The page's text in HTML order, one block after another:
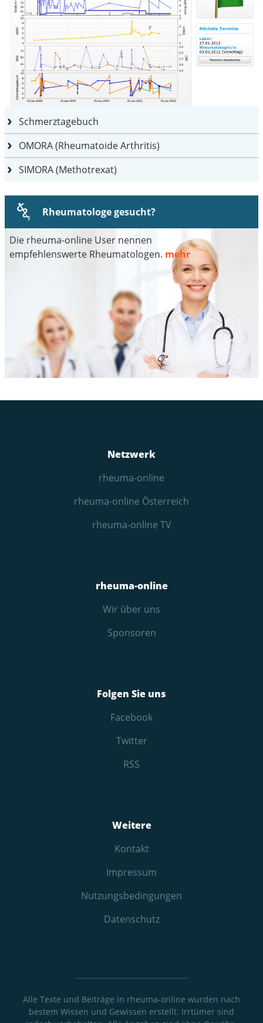
Schmerztagebuch
OMORA (Rheumatoide Arthritis)
SIMORA (Methotrexat)
Rheumatologe gesucht?
Die rheuma-online User nennen
empfehlenswerte Rheumatologen. mehr
Netzwerk
rheuma-online
rheuma-online Österreich
rheuma-online TV
rheuma-online
Wir über uns
Sponsoren
Folgen Sie uns
Facebook
Twitter
RSS
Weitere
Kontakt
Impressum
Nutzungs­bedingungen
Datenschutz
Alle Texte und Beiträge in rheuma-online wurden nach
bestem Wissen und Gewissen erstellt. Irrtümer sind